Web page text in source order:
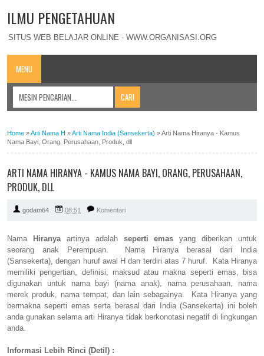
ILMU PENGETAHUAN
SITUS WEB BELAJAR ONLINE - WWW.ORGANISASI.ORG
MENU
Home »Arti Nama H »Arti Nama India (Sansekerta) »Arti Nama Hiranya - Kamus
Nama Bayi, Orang, Perusahaan, Produk, dll
ARTI NAMA HIRANYA - KAMUS NAMA BAYI, ORANG, PERUSAHAAN,
PRODUK, DLL
godam64 08:51 Komentari
Nama Hiranyaartinya adalah seperti emas yang diberikan untuk
seorang anak Perempuan. Nama Hiranya berasal dari India
(Sansekerta), dengan huruf awal H dan terdiri atas 7 huruf. Kata Hiranya
memiliki pengertian, definisi, maksud atau makna seperti emas, bisa
digunakan untuk nama bayi (nama anak), nama perusahaan, nama
merek produk, nama tempat, dan lain sebagainya. Kata Hiranya yang
bermakna seperti emas serta berasal dari India (Sansekerta) ini boleh
anda gunakan selama arti Hiranya tidak berkonotasi negatif di lingkungan
anda.
Informasi Lebih Rinci (Detil) :